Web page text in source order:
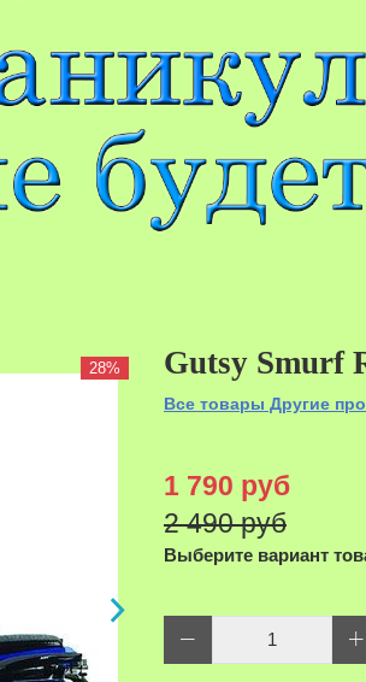
28% Gutsy Smurf
Все товары Другие
1 790 руб
2 490 руб
Выберите вариант